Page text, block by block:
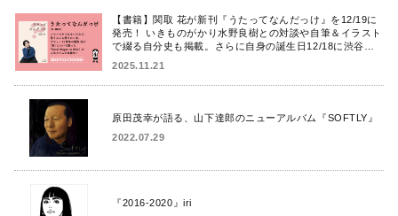
【書籍】関取 花が新刊『うたってなんだっけ』を12/19に
発売！ いきものがかり水野良樹との対談や自筆＆イラスト
で綴る自分史も掲載。さらに自身の誕生日12/18に渋谷で
2025.11.21
原田茂幸が語る、山下達郎のニューアルバム『SOFTLY』
2022.07.29
『2016-2020』iri